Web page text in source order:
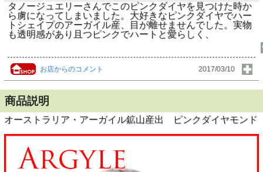
タノージュエリーさんでこのピンクダイヤを見つけた時か
ら虜になってしまいました。大好きなピンクダイヤでハー
トシェイプのアーガイル産、目が離せませんでした。実物
も透明感があり且つピンクでハートと愛らしく、
お店からのコメント 2017/03/10
商品説明
オーストラリア・アーガイル鉱山産出 ピンクダイヤモンド